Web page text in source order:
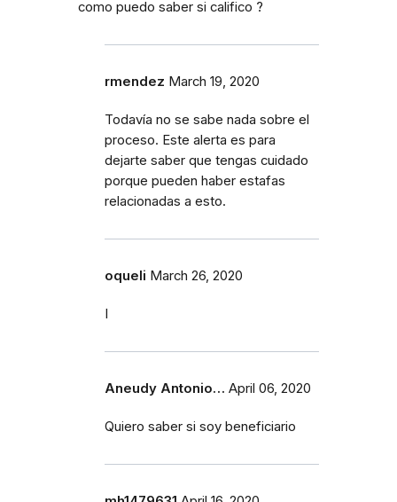
como puedo saber si califico ?
rmendez March 19, 2020
Todavía no se sabe nada sobre el
proceso. Este alerta es para
dejarte saber que tengas cuidado
porque pueden haber estafas
relacionadas a esto.
oqueli March 26, 2020
I
Aneudy Antonio… April 06, 2020
Quiero saber si soy beneficiario